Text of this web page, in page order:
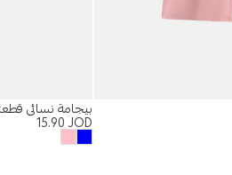
بيجامة نسائي
15.90JOD